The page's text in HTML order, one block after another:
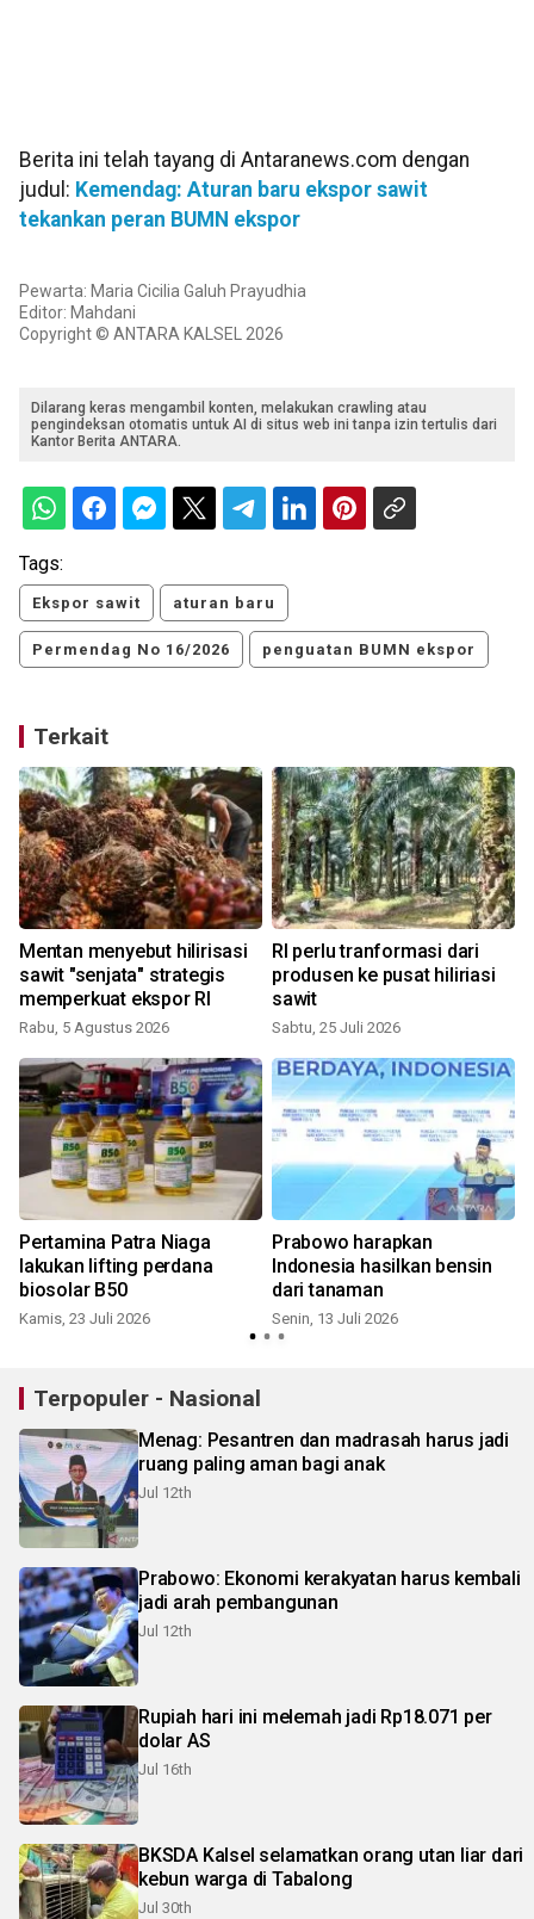
Berita ini telah tayang di Antaranews.com dengan
judul: Kemendag: Aturan baru ekspor sawit
tekankan peran BUMN ekspor
Pewarta: Maria Cicilia Galuh Prayudhia
Editor: Mahdani
Copyright © ANTARA KALSEL 2026
Dilarang keras mengambil konten, melakukan crawling atau
pengindeksan otomatis untuk AI di situs web ini tanpa izin tertulis dari
Kantor Berita ANTARA.
Tags:
Ekspor sawit aturan baru
Permendag No 16/2026 penguatan BUMN ekspor
Terkait
Mentan menyebut hilirisasi
sawit "senjata" strategis
memperkuat ekspor RI
Rabu, 5 Agustus 2026
RI perlu tranformasi dari
produsen ke pusat hiliriasi
sawit
Sabtu, 25 Juli 2026
Pertamina Patra Niaga
lakukan lifting perdana
biosolar B50
Kamis, 23 Juli 2026
Prabowo harapkan
Indonesia hasilkan bensin
dari tanaman
Senin, 13 Juli 2026
Terpopuler - Nasional
Menag: Pesantren dan madrasah harus jadi
ruang paling aman bagi anak
Jul 12th
Prabowo: Ekonomi kerakyatan harus kembali
jadi arah pembangunan
Jul 12th
Rupiah hari ini melemah jadi Rp18.071 per
dolar AS
Jul 16th
BKSDA Kalsel selamatkan orang utan liar dari
kebun warga di Tabalong
Jul 30th